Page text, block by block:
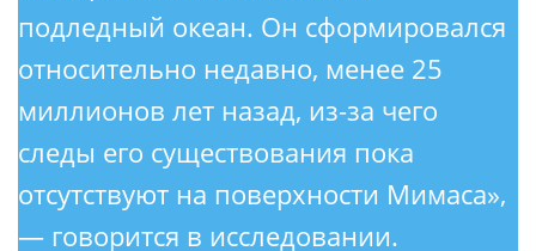
подледный океан. Он сформировался
относительно недавно, менее 25
миллионов лет назад, из-за чего
следы его существования пока
отсутствуют на поверхности Мимаса»,
— говорится в исследовании.